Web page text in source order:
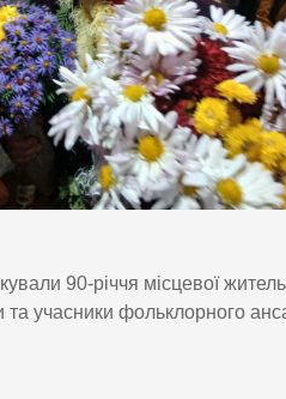
90-річчя місцевої
та учасники фольклорного